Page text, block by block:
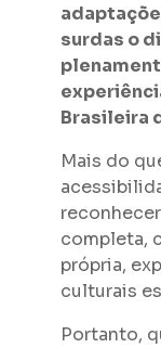
surdas o
Brasileira
Mais do
completa,
própria,
culturais
Portanto,